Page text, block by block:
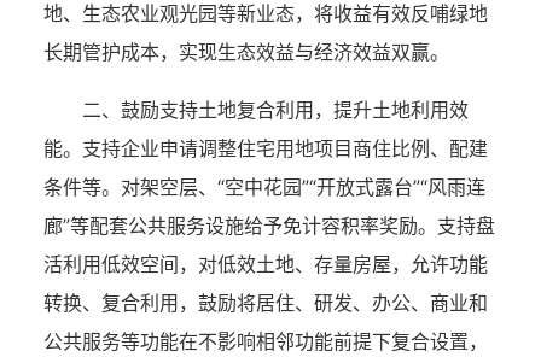
地、生态农业观光园等新业态，将收益有效反哺绿地
长期管护成本，实现生态效益与经济效益双赢。
二、鼓励支持土地复合利用，提升土地利用效
能。支持企业申请调整住宅用地项目商住比例、配建
条件等。对架空层、“空中花园”“开放式露台”“风雨连
廊”等配套公共服务设施给予免计容积率奖励。支持盘
活利用低效空间，对低效土地、存量房屋，允许功能
转换、复合利用，鼓励将居住、研发、办公、商业和
公共服务等功能在不影响相邻功能前提下复合设置，